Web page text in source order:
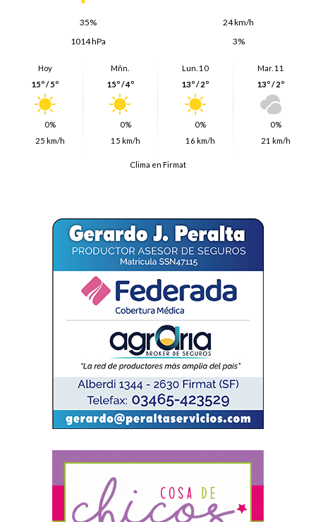
35%
24 km/h
1014 hPa
3%
Hoy
15º / 5º
0%
25 km/h
Mñn.
15º / 4º
0%
15 km/h
Lun. 10
13º / 2º
0%
16 km/h
Mar. 11
13º / 2º
0%
21 km/h
Clima en Firmat